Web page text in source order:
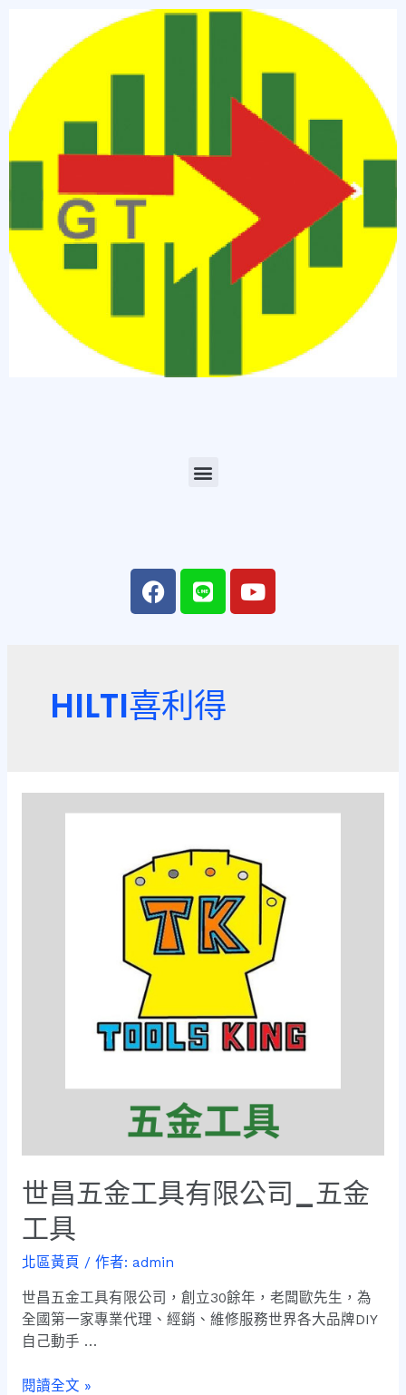
HILTI喜利得
世昌五金工具有限公司_五金
工具
北區黃頁 / 作者: admin
世昌五金工具有限公司，創立30餘年，老闆歐先生，為
全國第一家專業代理、經銷、維修服務世界各大品牌DIY
自己動手 …
閱讀全文 »